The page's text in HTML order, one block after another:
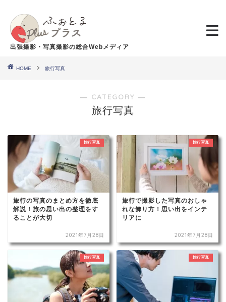
出張撮影・写真撮影の総合Webメディア
HOME 旅行写真
― CATEGORY ―
旅行写真
旅行写真
旅行の写真のまとめ方を徹底
解説！旅の思い出の整理をす
ることが大切
2021年7月28日
旅行写真
旅行で撮影した写真のおしゃ
れな飾り方！思い出をインテ
リアに
2021年7月28日
旅行写真 旅行写真